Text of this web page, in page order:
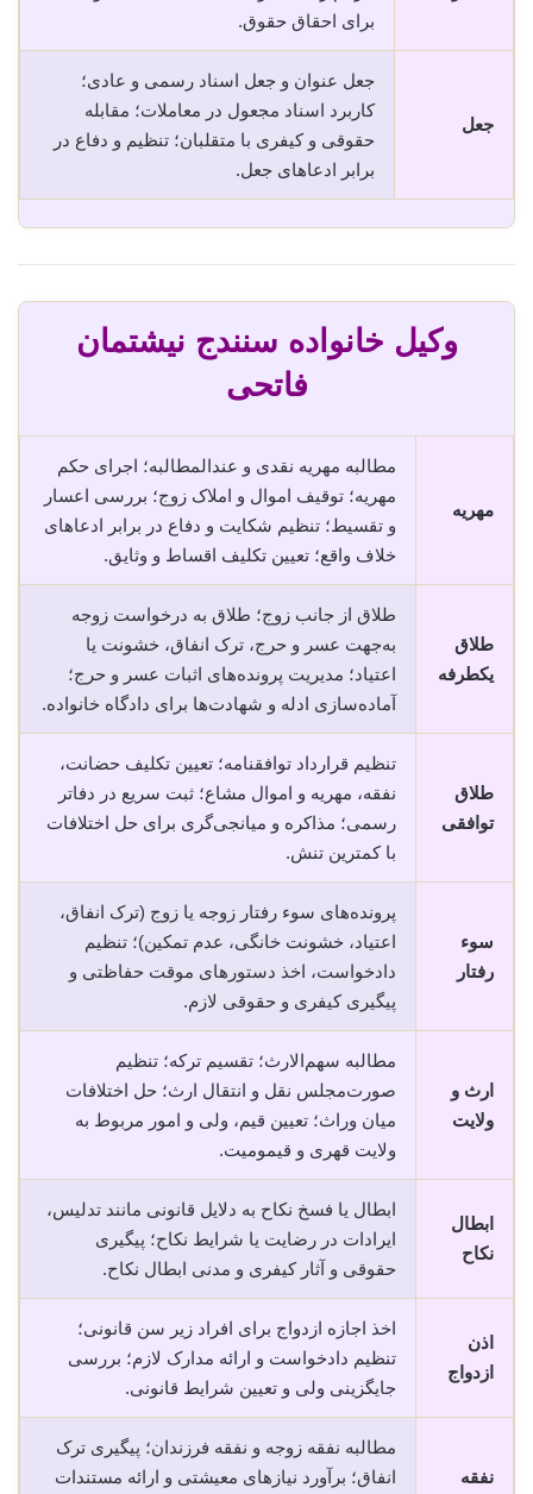
برای احقاق حقوق.
جعل
جعل عنوان و جعل اسناد رسمی و عادی؛
کاربرد اسناد مجعول در معاملات؛ مقابله
حقوقی و کیفری با متقلبان؛ تنظیم و دفاع در
برابر ادعاهای جعل.
وکیل خانواده سنندج نیشتمان
فاتحی
مهریه
مطالبه مهریه نقدی و عندالمطالبه؛ اجرای حکم
مهریه؛ توقیف اموال و املاک زوج؛ بررسی اعسار
و تقسیط؛ تنظیم شکایت و دفاع در برابر ادعاهای
خلاف واقع؛ تعیین تکلیف اقساط و وثایق.
طلاق
یکطرفه
طلاق از جانب زوج؛ طلاق به درخواست زوجه
به‌جهت عسر و حرج، ترک انفاق، خشونت یا
اعتیاد؛ مدیریت پرونده‌های اثبات عسر و حرج؛
آماده‌سازی ادله و شهادت‌ها برای دادگاه خانواده.
طلاق
توافقی
تنظیم قرارداد توافقنامه؛ تعیین تکلیف حضانت،
نفقه، مهریه و اموال مشاع؛ ثبت سریع در دفاتر
رسمی؛ مذاکره و میانجی‌گری برای حل اختلافات
با کمترین تنش.
سوء
رفتار
پرونده‌های سوء رفتار زوجه یا زوج (ترک انفاق،
اعتیاد، خشونت خانگی، عدم تمکین)؛ تنظیم
دادخواست، اخذ دستورهای موقت حفاظتی و
پیگیری کیفری و حقوقی لازم.
ارث و
ولایت
مطالبه سهم‌الارث؛ تقسیم ترکه؛ تنظیم
صورت‌مجلس نقل و انتقال ارث؛ حل اختلافات
میان وراث؛ تعیین قیم، ولی و امور مربوط به
ولایت قهری و قیمومیت.
ابطال
نکاح
ابطال یا فسخ نکاح به دلایل قانونی مانند تدلیس،
ایرادات در رضایت یا شرایط نکاح؛ پیگیری
حقوقی و آثار کیفری و مدنی ابطال نکاح.
اذن
ازدواج
اخذ اجازه ازدواج برای افراد زیر سن قانونی؛
تنظیم دادخواست و ارائه مدارک لازم؛ بررسی
جایگزینی ولی و تعیین شرایط قانونی.
نفقه
مطالبه نفقه زوجه و نفقه فرزندان؛ پیگیری ترک
انفاق؛ برآورد نیازهای معیشتی و ارائه مستندات